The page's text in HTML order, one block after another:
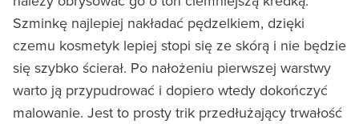
Szminkę najlepiej nakładać pędzelkiem, dzięki
czemu kosmetyk lepiej stopi się ze skórą i nie będzie
się szybko ścierał. Po nałożeniu pierwszej warstwy
warto ją przypudrować i dopiero wtedy dokończyć
malowanie. Jest to prosty trik przedłużający trwałość